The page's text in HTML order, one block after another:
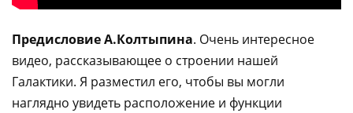
Предисловие А.Колтыпина. Очень интересное
видео, рассказывающее о строении нашей
Галактики. Я разместил его, чтобы вы могли
наглядно увидеть расположение и функции